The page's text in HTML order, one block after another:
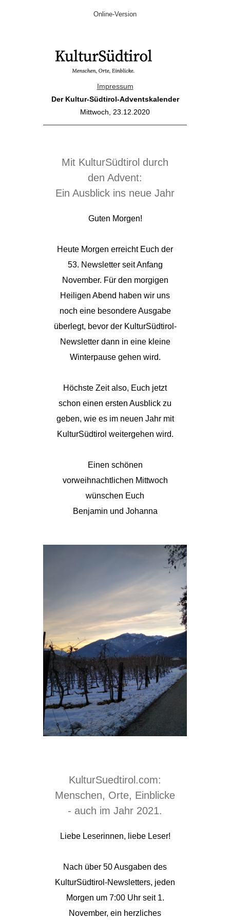
Online-Version
Impressum
Der Kultur-Südtirol-Adventskalender
Mittwoch, 23.12.2020
Mit KulturSüdtirol durch
den Advent:
Ein Ausblick ins neue Jahr
Guten Morgen!
Heute Morgen erreicht Euch der
53. Newsletter seit Anfang
November. Für den morgigen
Heiligen Abend haben wir uns
noch eine besondere Ausgabe
überlegt, bevor der KulturSüdtirol-
Newsletter dann in eine kleine
Winterpause gehen wird.
Höchste Zeit also, Euch jetzt
schon einen ersten Ausblick zu
geben, wie es im neuen Jahr mit
KulturSüdtirol weitergehen wird.
Einen schönen
vorweihnachtlichen Mittwoch
wünschen Euch
Benjamin und Johanna
KulturSuedtirol.com:
Menschen, Orte, Einblicke
- auch im Jahr 2021.
Liebe Leserinnen, liebe Leser!
Nach über 50 Ausgaben des
KulturSüdtirol-Newsletters, jeden
Morgen um 7:00 Uhr seit 1.
November, ein herzliches